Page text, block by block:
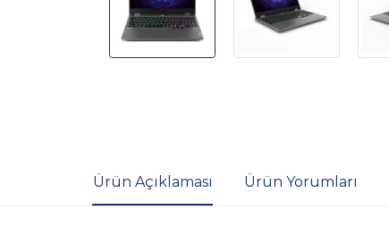
Ürün Açıklaması Ürün Yorumları